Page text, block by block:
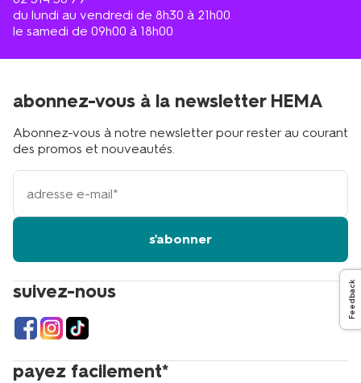
du lundi au vendredi de 8h30 à 21h00
le samedi de 09h00 à 18h00
suivez-nous
payez facilement*
abonnez-vous à la newsletter HEMA
Abonnez-vous à notre newsletter pour rester au courant
des promos et nouveautés.
votre
adresse
s'abonner
Feedback